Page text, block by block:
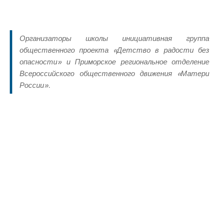
Организаторы школы инициативная группа
общественного проекта «Детство в радости без
опасности» и Приморское региональное отделение
Всероссийского общественного движения «Матери
России».